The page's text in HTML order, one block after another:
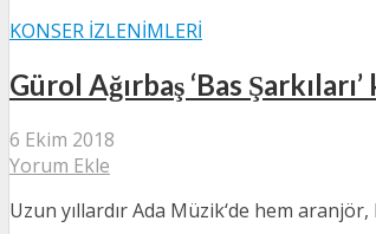
KONSER İZLENIMLERI
Gürol Ağırbaş ‘Bas
6 Ekim 2018
Yorum Ekle
Uzun yıllardır Ada Müzik‘de hem